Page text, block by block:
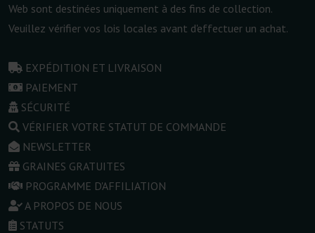
Web sont destinées uniquement à des fins de collection.
Veuillez vérifier vos lois locales avant d'effectuer un achat.
EXPÉDITION ET LIVRAISON
PAIEMENT
SÉCURITÉ
VÉRIFIER VOTRE STATUT DE COMMANDE
NEWSLETTER
GRAINES GRATUITES
PROGRAMME D'AFFILIATION
A PROPOS DE NOUS
STATUTS